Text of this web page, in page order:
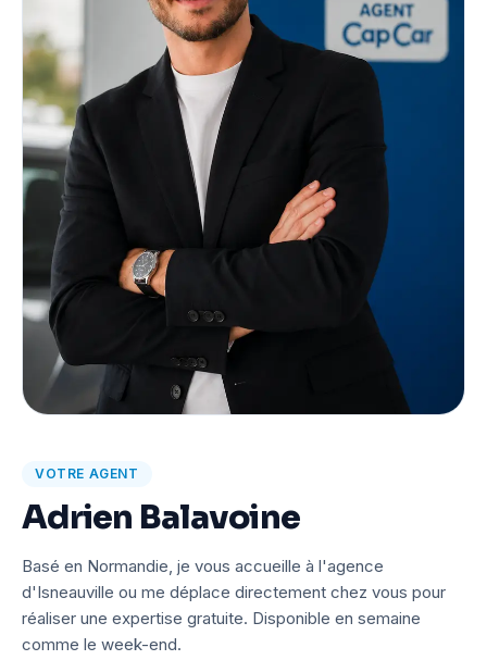
VOTRE AGENT
Adrien Balavoine
Basé en Normandie, je vous accueille à l'agence
d'Isneauville ou me déplace directement chez vous pour
réaliser une expertise gratuite. Disponible en semaine
comme le week-end.